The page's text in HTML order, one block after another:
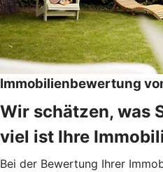
Immobilienbewertung
Wir schätzen, was
viel ist Ihre
Bei der Bewertung Ihrer